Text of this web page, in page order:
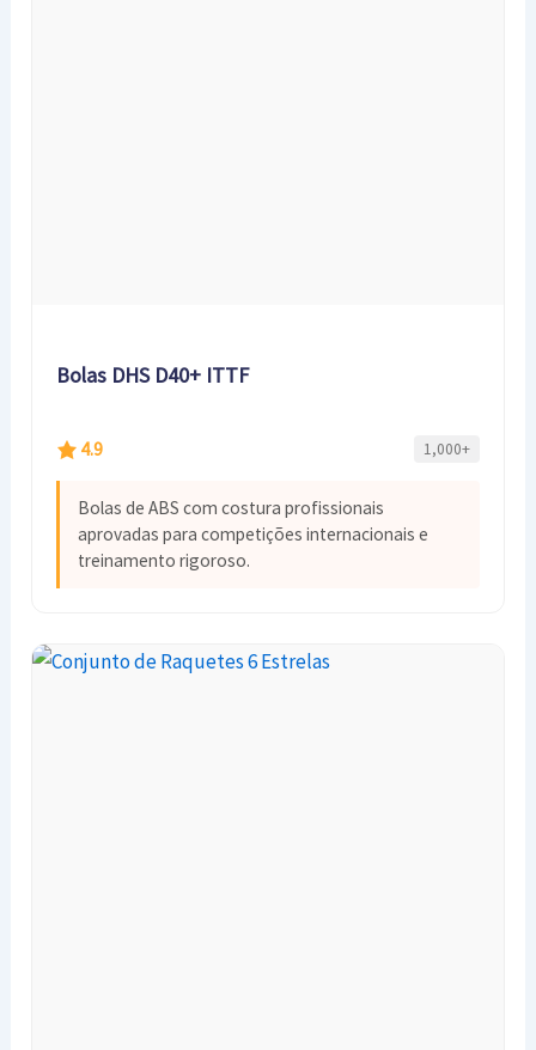
Bolas DHS D40+ ITTF
4.9 1,000+
Bolas de ABS com costura profissionais
aprovadas para competições internacionais e
treinamento rigoroso.